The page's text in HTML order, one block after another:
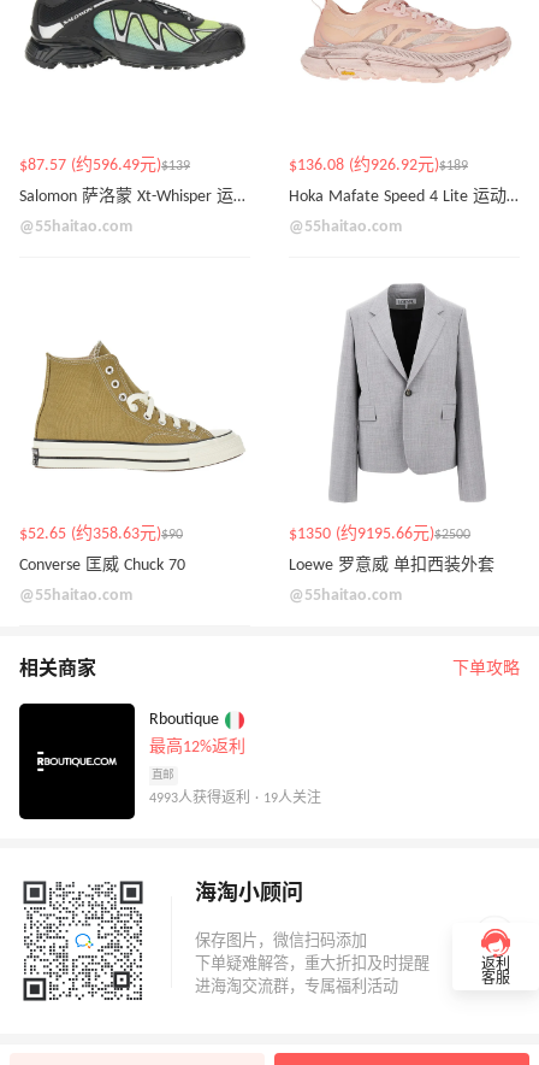
$87.57 (约596.49元)$139
Salomon 萨洛蒙 Xt-Whisper 运动鞋
@55haitao.com
$136.08 (约926.92元)$189
Hoka Mafate Speed 4 Lite 运动鞋
@55haitao.com
$52.65 (约358.63元)$90
Converse 匡威 Chuck 70
@55haitao.com
$1350 (约9195.66元)$2500
Loewe 罗意威 单扣西装外套
@55haitao.com
相关商家 下单攻略
Rboutique
最高12%返利
直邮
4993人获得返利 · 19人关注
海淘小顾问
返利
客服